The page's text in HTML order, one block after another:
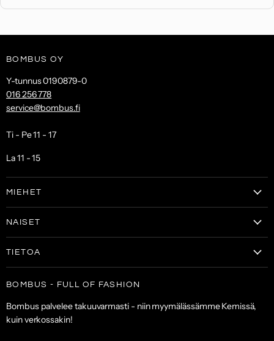
BOMBUS OY
Y-tunnus 0190879-0
016 256 778
service@bombus.fi
Ti - Pe 11 - 17
La 11 - 15
MIEHET
Laukut & lompakot
Asusteet
ALE
NAISET
Laukut & lompakot
TIETOA
Toimitus- ja maksuehdot
BOMBUS - FULL OF FASHION
Bombus palvelee takuuvarmasti - niin myymälässämme Kemissä,
kuin verkossakin!